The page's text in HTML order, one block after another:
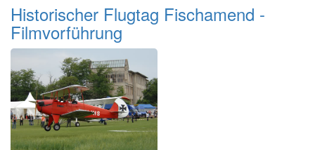
Historischer Flugtag Fischamend -
Filmvorführung